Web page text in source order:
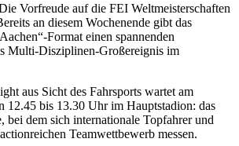
Vorfreude auf die FEI Weltmeisterschaften
an diesem Wochenende gibt das
Format einen spannenden
Multi-Disziplinen-Großereignis im
aus Sicht des Fahrsports wartet am
12.45 bis 13.30 Uhr im Hauptstadion: das
bei dem sich internationale Topfahrer und
Teamwettbewerb messen.